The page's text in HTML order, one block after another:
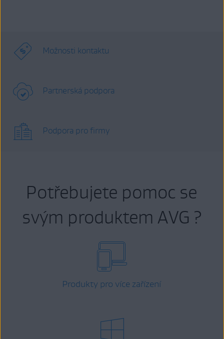
Možnosti kontaktu
Partnerská podpora
Podpora pro firmy
Potřebujete pomoc se
svým produktem AVG ?
Produkty pro více zařízení